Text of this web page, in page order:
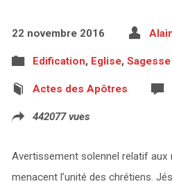
22 novembre 2016
Edification, Eglise, Sagesse
Actes des Apôtres
442077 vues
Avertissement solennel relatif aux
menacent l’unité des chrétiens.